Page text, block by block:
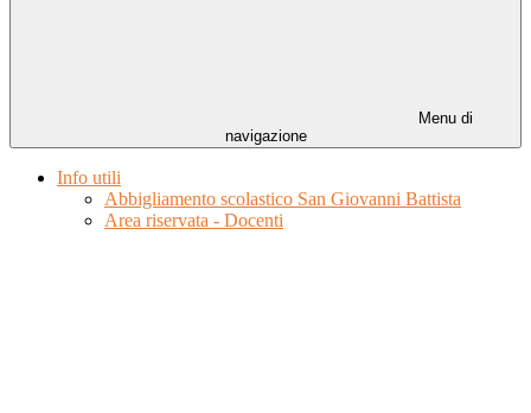
Menu di
navigazione
Info utili
Abbigliamento scolastico San Giovanni Battista
Area riservata - Docenti